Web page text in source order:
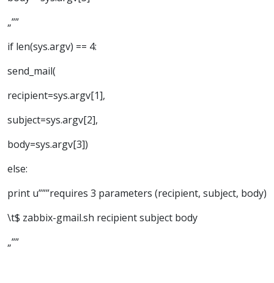
„””
if len(sys.argv) == 4:
send_mail(
recipient=sys.argv[1],
subject=sys.argv[2],
body=sys.argv[3])
else:
print u”””requires 3 parameters (recipient, subject, body)
\t$ zabbix-gmail.sh recipient subject body
„””